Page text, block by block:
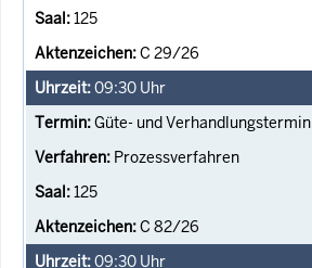
125
C 29/26
09:30 Uhr
Güte- und Verhandlungstermin
Prozessverfahren
125
C 82/26
09:30 Uhr